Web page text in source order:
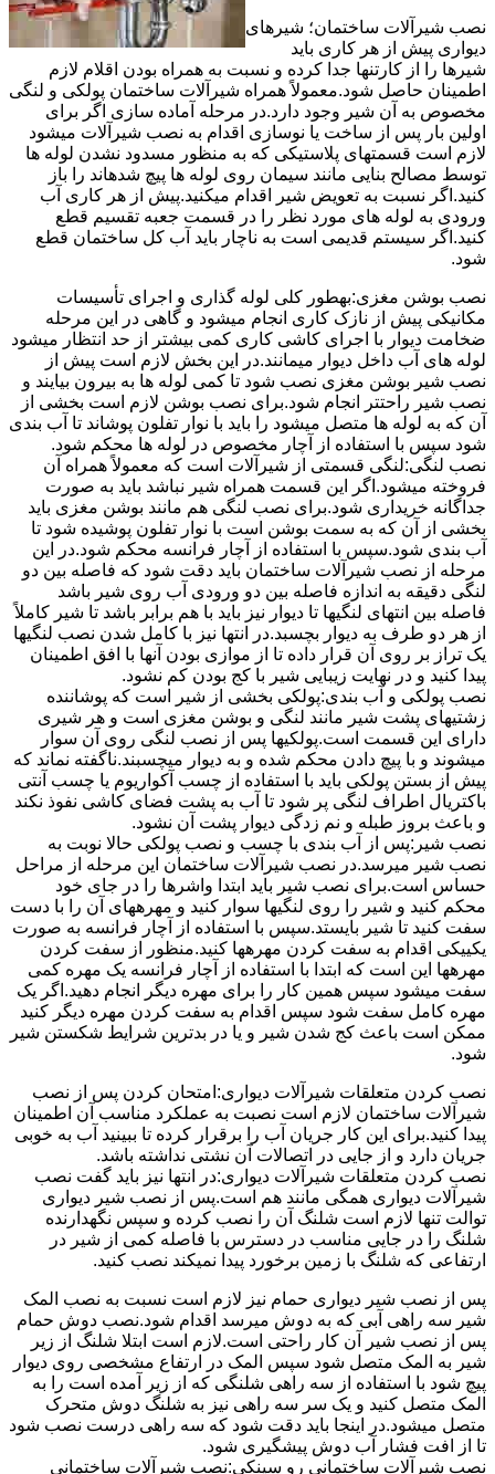
نصب شیرآلات ساختمان؛ شیرهای
دیواری پیش از هر کاری باید
شیرها را از کارتنها جدا کرده و نسبت به همراه بودن اقلام لازم
اطمینان حاصل شود.معمولاً همراه شیرآلات ساختمان پولکی و لنگی
مخصوص به آن شیر وجود دارد.در مرحله آماده سازی اگر برای
اولین بار پس از ساخت یا نوسازی اقدام به نصب شیرآلات میشود
لازم است قسمتهای پلاستیکی که به منظور مسدود نشدن لوله ها
توسط مصالح بنایی مانند سیمان روی لوله ها پیچ شدهاند را باز
کنید.اگر نسبت به تعویض شیر اقدام میکنید.پیش از هر کاری آب
ورودی به لوله های مورد نظر را در قسمت جعبه تقسیم قطع
کنید.اگر سیستم قدیمی است به ناچار باید آب کل ساختمان قطع
شود.
نصب بوشن مغزی:بهطور کلی لوله گذاری و اجرای تأسیسات
مکانیکی پیش از نازک کاری انجام میشود و گاهی در این مرحله
ضخامت دیوار با اجرای کاشی کاری کمی بیشتر از حد انتظار میشود
لوله های آب داخل دیوار میمانند.در این بخش لازم است پیش از
نصب شیر بوشن مغزی نصب شود تا کمی لوله ها به بیرون بیایند و
نصب شیر راحتتر انجام شود.برای نصب بوشن لازم است بخشی از
آن که به لوله ها متصل میشود را باید با نوار تفلون پوشاند تا آب بندی
شود سپس با استفاده از آچار مخصوص در لوله ها محکم شود.
نصب لنگی:لنگی قسمتی از شیرآلات است که معمولاً همراه آن
فروخته میشود.اگر این قسمت همراه شیر نباشد باید به صورت
جداگانه خریداری شود.برای نصب لنگی هم مانند بوشن مغزی باید
بخشی از آن که به سمت بوشن است با نوار تفلون پوشیده شود تا
آب بندی شود.سپس با استفاده از آچار فرانسه محکم شود.در این
مرحله از نصب شیرآلات ساختمان باید دقت شود که فاصله بین دو
لنگی دقیقه به اندازه فاصله بین دو ورودی آب روی شیر باشد
فاصله بین انتهای لنگیها تا دیوار نیز باید با هم برابر باشد تا شیر کاملاً
از هر دو طرف به دیوار بچسبد.در انتها نیز با کامل شدن نصب لنگیها
یک تراز بر روی آن قرار داده تا از موازی بودن آنها با افق اطمینان
پیدا کنید و در نهایت زیبایی شیر با کج بودن کم نشود.
نصب پولکی و آب بندی:پولکی بخشی از شیر است که پوشاننده
زشتیهای پشت شیر مانند لنگی و بوشن مغزی است و هر شیری
دارای این قسمت است.پولکیها پس از نصب لنگی روی آن سوار
میشوند و با پیچ دادن محکم شده و به دیوار میچسبند.ناگفته نماند که
پیش از بستن پولکی باید با استفاده از چسب آکواریوم یا چسب آنتی
باکتریال اطراف لنگی پر شود تا آب به پشت فضای کاشی نفوذ نکند
و باعث بروز طبله و نم زدگی دیوار پشت آن نشود.
نصب شیر:پس از آب بندی با چسب و نصب پولکی حالا نوبت به
نصب شیر میرسد.در نصب شیرآلات ساختمان این مرحله از مراحل
حساس است.برای نصب شیر باید ابتدا واشرها را در جای خود
محکم کنید و شیر را روی لنگیها سوار کنید و مهرههای آن را با دست
سفت کنید تا شیر بایستد.سپس با استفاده از آچار فرانسه به صورت
یکییکی اقدام به سفت کردن مهرهها کنید.منظور از سفت کردن
مهرهها این است که ابتدا با استفاده از آچار فرانسه یک مهره کمی
سفت میشود سپس همین کار را برای مهره دیگر انجام دهید.اگر یک
مهره کامل سفت شود سپس اقدام به سفت کردن مهره دیگر کنید
ممکن است باعث کج شدن شیر و یا در بدترین شرایط شکستن شیر
شود.
نصب کردن متعلقات شیرآلات دیواری:امتحان کردن پس از نصب
شیرآلات ساختمان لازم است نصبت به عملکرد مناسب آن اطمینان
پیدا کنید.برای این کار جریان آب را برقرار کرده تا ببینید آب به خوبی
جریان دارد و از جایی در اتصالات آن نشتی نداشته باشد.
نصب کردن متعلقات شیرآلات دیواری:در انتها نیز باید گفت نصب
شیرآلات دیواری همگی مانند هم است.پس از نصب شیر دیواری
توالت تنها لازم است شلنگ آن را نصب کرده و سپس نگهدارنده
شلنگ را در جایی مناسب در دسترس با فاصله کمی از شیر در
ارتفاعی که شلنگ با زمین برخورد پیدا نمیکند نصب کنید.
پس از نصب شیر دیواری حمام نیز لازم است نسبت به نصب المک
شیر سه راهی آبی که به دوش میرسد اقدام شود.نصب دوش حمام
پس از نصب شیر آن کار راحتی است.لازم است ابتلا شلنگ از زیر
شیر به المک متصل شود سپس المک در ارتفاع مشخصی روی دیوار
پیچ شود با استفاده از سه راهی شلنگی که از زیر آمده است را به
المک متصل کنید و یک سر سه راهی نیز به شلنگ دوش متحرک
متصل میشود.در اینجا باید دقت شود که سه راهی درست نصب شود
تا از افت فشار آب دوش پیشگیری شود.
نصب شیرآلات ساختمانی رو سینکی:نصب شیرآلات ساختمانی